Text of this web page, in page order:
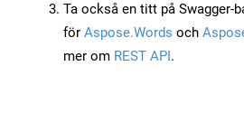
Ta också en titt på Swagger-
för Aspose.Words och
mer om REST API.